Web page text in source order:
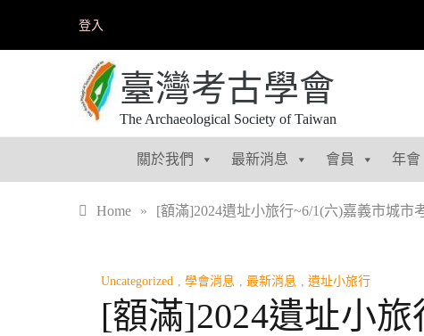
content
登入
臺灣考古學會
The Archaeological Society of Taiwan
關於我們 最新消息 會員 年會
Home » [額滿]2024遺址小旅行~6/1(六)嘉義市城市
Uncategorized 學會消息 最新消息 遺址小旅行
[額滿]2024遺址小